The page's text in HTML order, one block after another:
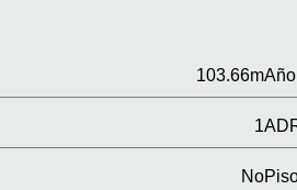
103.66m
1
No